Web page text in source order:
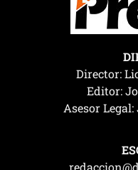
Director:
Editor:
Asesor Legal: